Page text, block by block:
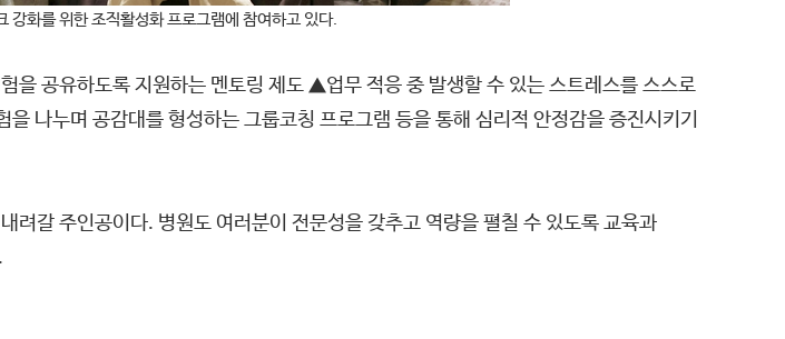
화를 위한 조직활성화 프로그램에 참여하고 있다.
공유하도록 지원하는 멘토링 제도 ▲업무 적응 중 발생할 수 있는 스트레스를 스스로
나누며 공감대를 형성하는 그룹코칭 프로그램 등을 통해 심리적 안정감을 증진시키기
려갈 주인공이다. 병원도 여러분이 전문성을 갖추고 역량을 펼칠 수 있도록 교육과